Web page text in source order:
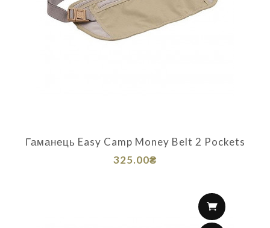
Гаманець Easy Camp Money Belt 2 Pockets
325.00₴